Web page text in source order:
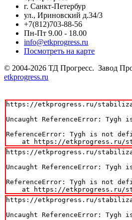
г. Санкт-Петербур
ул., Ириновский д.34/3
+7(812)703-88-56
Пн-Пт 9.00 - 18.00
info@etkprogress.ru
Посмотреть на карте
© 2004-2026 ТД Прогресс. Завод
etkprogress.ru
https://etkprogress.ru/
Uncaught ReferenceError: Tygh
ReferenceError: Tygh is not
at https://etkprogress.ru/
https://etkprogress.ru/
Uncaught ReferenceError: Tygh
ReferenceError: Tygh is not
at https://etkprogress.ru/
https://etkprogress.ru/
Uncaught ReferenceError: Tygh